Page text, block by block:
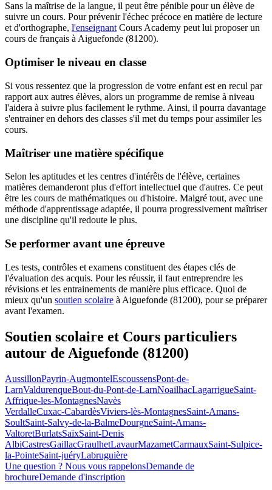
Sans la maîtrise de la langue, il peut être pénible pour un élève de
suivre un cours. Pour prévenir l'échec précoce en matière de lecture
et d'orthographe, l'enseignantCours Academy peut lui proposer un
cours de français à Aiguefonde (81200).
Optimiser le niveau en classe
Si vous ressentez que la progression de votre enfant est en recul par
rapport aux autres élèves, alors un programme de remise à niveau
l'aidera à suivre plus facilement le rythme. Ainsi, il pourra davantage
s'entrainer en dehors des classes s'il met du temps pour assimiler les
cours.
Maîtriser une matière spécifique
Selon les aptitudes et les centres d'intérêts de l'élève, certaines
matières demanderont plus d'effort intellectuel que d'autres. Ce peut
être les cours de mathématiques ou d'histoire. Malgré tout, avec une
méthode d'apprentissage adaptée, il pourra progressivement maîtriser
une discipline qu'il redoute le plus.
Se performer avant une épreuve
Les tests, contrôles et examens constituent des étapes clés de
l'évaluation des acquis. Pour les réussir, il faut entreprendre les
révisions et les entrainements de manière plus efficace. Quoi de
mieux qu'un soutien scolaire à Aiguefonde (81200), pour se préparer
avant l'examen.
Soutien scolaire et Cours particuliers
autour de Aiguefonde (81200)
AussillonPayrin-AugmontelEscoussensPont-de-
LarnValdurenqueBout-du-Pont-de-LarnNoailhacLagarrigueSaint-
Affrique-les-MontagnesNavès
VerdalleCuxac-CabardèsViviers-lès-MontagnesSaint-Amans-
SoultSaint-Salvy-de-la-BalmeDourgneSaint-Amans-
ValtoretBurlatsSaïxSaint-Denis
AlbiCastresGaillacGraulhetLavaurMazametCarmauxSaint-Sulpice-
la-PointeSaint-juéryLabruguière
Une question ? Nous vous rappelonsDemande de
brochureDemande d'inscription